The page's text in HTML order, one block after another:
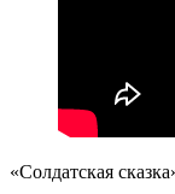
«Солдатская